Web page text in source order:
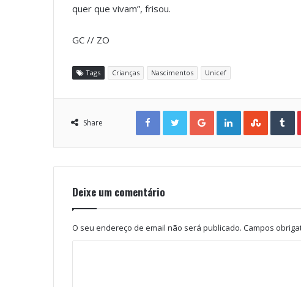
quer que vivam”, frisou.
GC // ZO
Tags Crianças Nascimentos Unicef
Share
Facebook Twitter Google+ LinkedIn StumbleUpon Tumblr
Deixe um comentário
O seu endereço de email não será publicado. Campos